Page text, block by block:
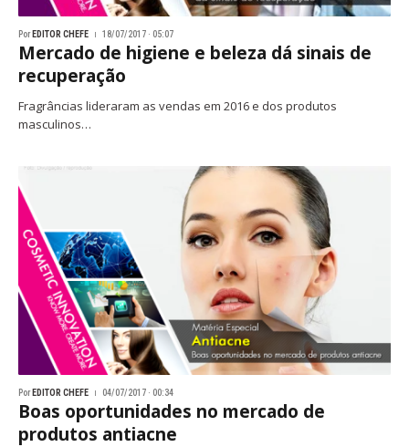
Por EDITOR CHEFE 18/07/2017 · 05:07
Mercado de higiene e beleza dá sinais de
recuperação
Fragrâncias lideraram as vendas em 2016 e dos produtos
masculinos…
Por EDITOR CHEFE 04/07/2017 · 00:34
Boas oportunidades no mercado de
produtos antiacne